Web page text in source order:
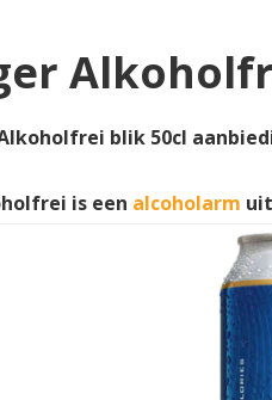
blik 50cl
is een alcoholarm